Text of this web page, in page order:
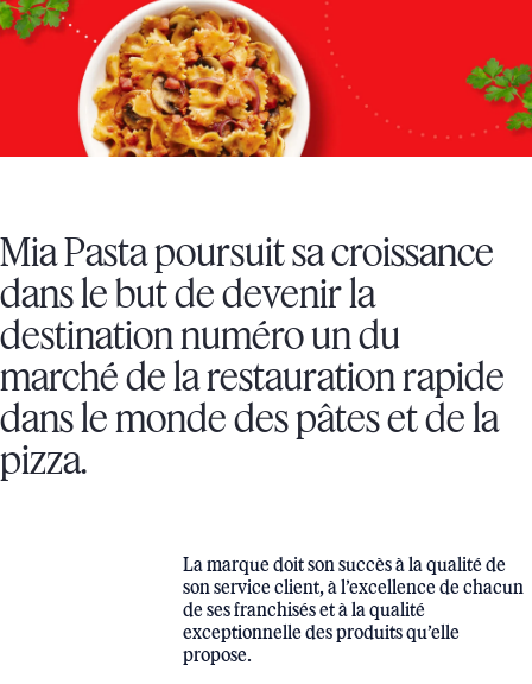
Mia Pasta poursuit sa croissance
dans le but de devenir la
destination numéro un du
marché de la restauration rapide
dans le monde des pâtes et de la
pizza.
La marque doit son succès à la qualité de
son service client, à l’excellence de chacun
de ses franchisés et à la qualité
exceptionnelle des produits qu’elle
propose.